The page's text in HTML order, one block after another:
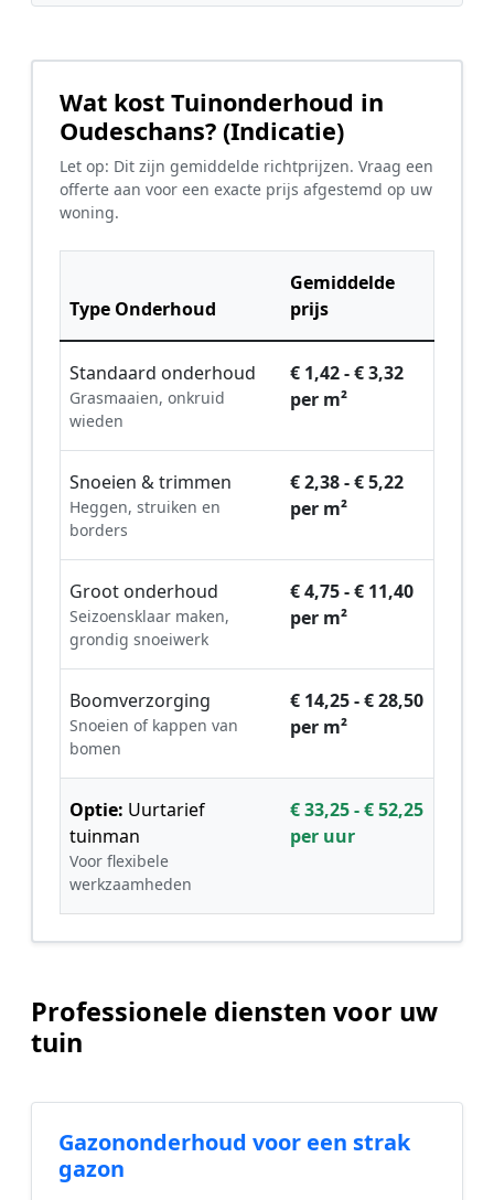
Wat kost Tuinonderhoud in
Oudeschans? (Indicatie)
Let op: Dit zijn gemiddelde richtprijzen. Vraag een
offerte aan voor een exacte prijs afgestemd op uw
woning.
Type Onderhoud
Gemiddelde
prijs
Standaard onderhoud
Grasmaaien, onkruid
wieden
€ 1,42 - € 3,32
per m²
Snoeien & trimmen
Heggen, struiken en
borders
€ 2,38 - € 5,22
per m²
Groot onderhoud
Seizoensklaar maken,
grondig snoeiwerk
€ 4,75 - € 11,40
per m²
Boomverzorging
Snoeien of kappen van
bomen
€ 14,25 - € 28,50
per m²
Optie: Uurtarief
tuinman
Voor flexibele
werkzaamheden
€ 33,25 - € 52,25
per uur
Professionele diensten voor uw
tuin
Gazononderhoud voor een strak
gazon